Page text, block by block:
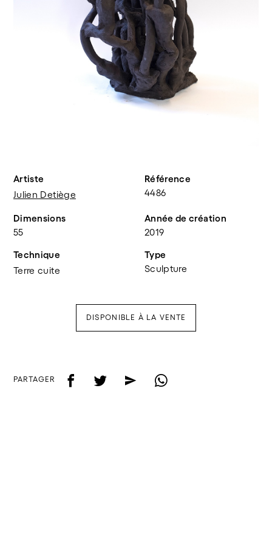
Artiste
Julien Detiège
Référence
4486
Dimensions
55
Année de création
2019
Technique
Terre cuite
Type
Sculpture
DISPONIBLE À LA VENTE
PARTAGER f t e w